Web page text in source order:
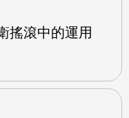
搖滾中的運用